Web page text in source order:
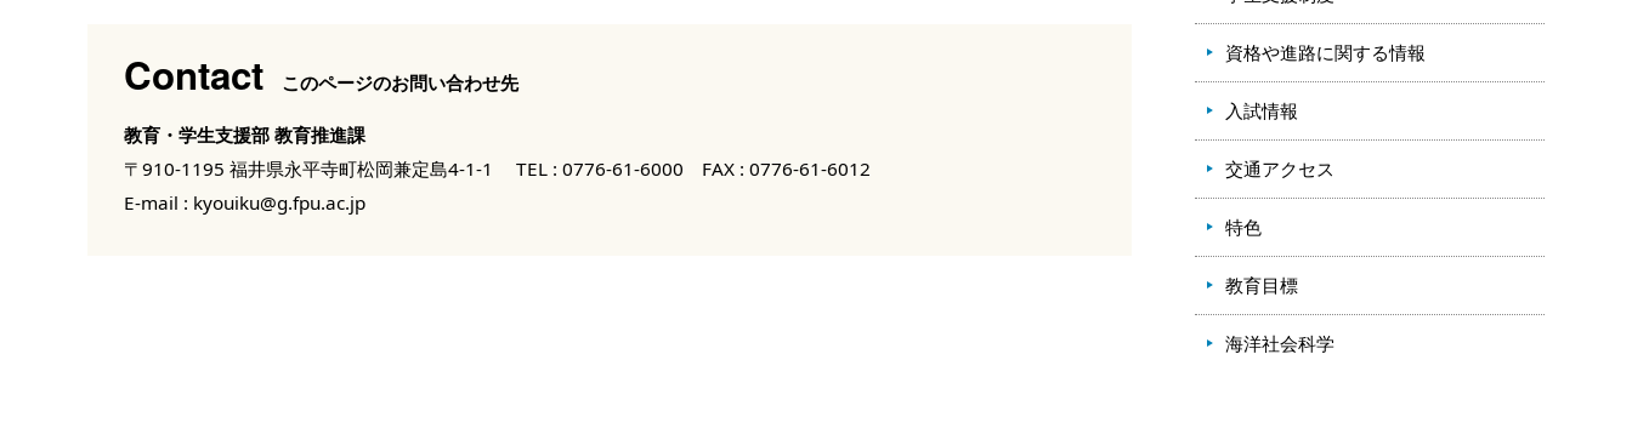
Contact このページのお問い合わせ先
教育・学生支援部 教育推進課
〒910-1195 福井県永平寺町松岡兼定島4-1-1
TEL : 0776-61-6000 FAX : 0776-61-6012
E-mail : kyouiku@g.fpu.ac.jp
資格や進路に関する情報
入試情報
交通アクセス
特色
教育目標
海洋社会科学